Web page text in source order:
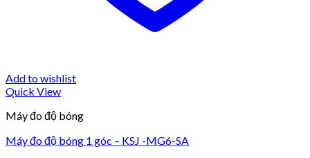
Add to wishlist
Quick View
Máy đo độ bóng
Máy đo độ bóng 1 góc – KSJ -MG6-SA